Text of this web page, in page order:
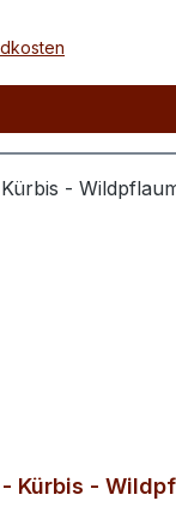
Kürbis -